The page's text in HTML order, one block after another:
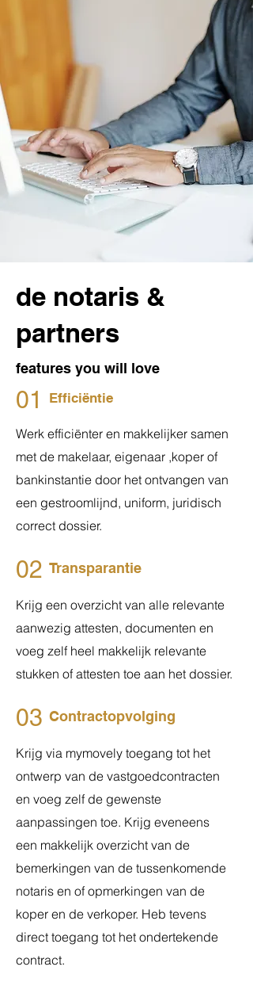
de notaris &
partners
features you will love
01 Efficiëntie
Werk efficiënter en makkelijker samen
met de makelaar, eigenaar ,koper of
bankinstantie door het ontvangen van
een gestroomlijnd, uniform, juridisch
correct dossier.
02 Transparantie
Krijg een overzicht van alle relevante
aanwezig attesten, documenten en
voeg zelf heel makkelijk relevante
stukken of attesten toe aan het dossier.
03 Contractopvolging
Krijg via mymovely toegang tot het
ontwerp van de vastgoedcontracten
en voeg zelf de gewenste
aanpassingen toe. Krijg eveneens
een makkelijk overzicht van de
bemerkingen van de tussenkomende
notaris en of opmerkingen van de
koper en de verkoper. Heb tevens
direct toegang tot het ondertekende
contract.